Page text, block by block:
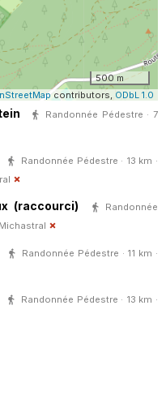
500 m
contributors, ODbL 1.0
Randonnée Pédestre · 7
Randonnée Pédestre · 13 km ·
(raccourci)
Randonnée
Michastral
Randonnée Pédestre · 11 km ·
Randonnée Pédestre · 13 km ·